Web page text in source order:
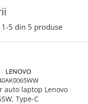
1-5 din 5 produse
LENOVO
auto laptop Lenovo
Type-C